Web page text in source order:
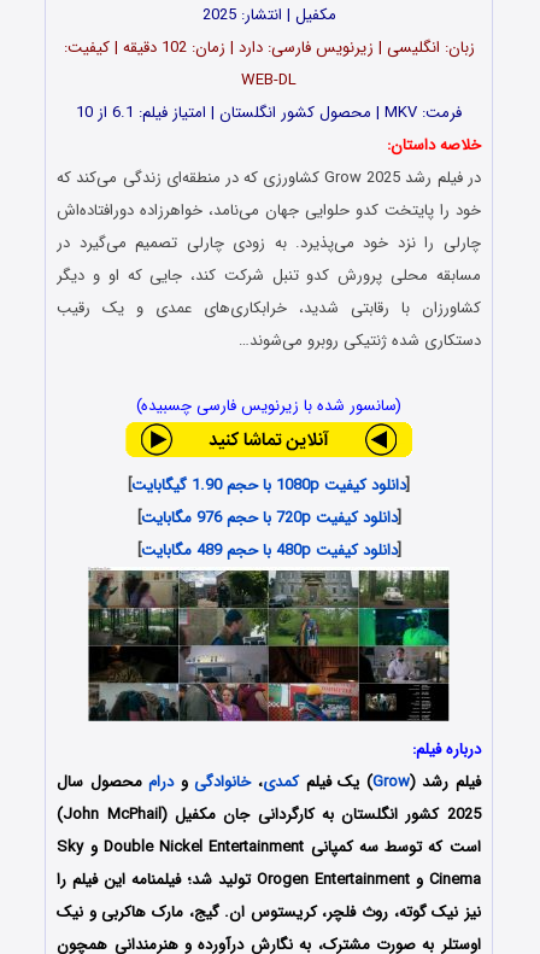
مکفیل | انتشار: 2025
زبان: انگلیسی | زیرنویس فارسی: دارد | زمان: 102 دقیقه | کیفیت:
WEB-DL
فرمت: MKV | محصول کشور انگلستان | امتیاز فیلم: 6.1 از 10
خلاصه داستان:
در فیلم رشد Grow 2025 کشاورزی که در منطقه‌ای زندگی می‌کند که
خود را پایتخت کدو حلوایی جهان می‌نامد، خواهرزاده‌ دورافتاده‌اش
چارلی را نزد خود می‌پذیرد. به زودی چارلی تصمیم می‌گیرد در
مسابقه محلی پرورش کدو تنبل شرکت کند، جایی که او و دیگر
کشاورزان با رقابتی شدید، خرابکاری‌های عمدی و یک رقیب
دستکاری‌ شده ژنتیکی روبرو می‌شوند…
(سانسور شده با زیرنویس فارسی چسبیده)
[دانلود کیفیت 1080p با حجم 1.90 گیگابایت
]
[دانلود کیفیت 720p با حجم 976 مگابایت
]
[دانلود کیفیت 480p با حجم 489 مگابایت ]
درباره فیلم:
فیلم رشد (Grow) یک فیلمکمدی،خانوادگیودراممحصول سال
2025 کشور انگلستان به کارگردانی جان مکفیل (John McPhail)
است که توسط سه کمپانی‌ Double Nickel Entertainment و Sky
Cinema و Orogen Entertainment تولید شد؛ فیلمنامه این فیلم را
نیز نیک گوته، روث فلچر، کریستوس ان. گیج، مارک هاکربی و نیک
اوستلر به صورت مشترک، به نگارش درآورده و هنرمندانی همچون